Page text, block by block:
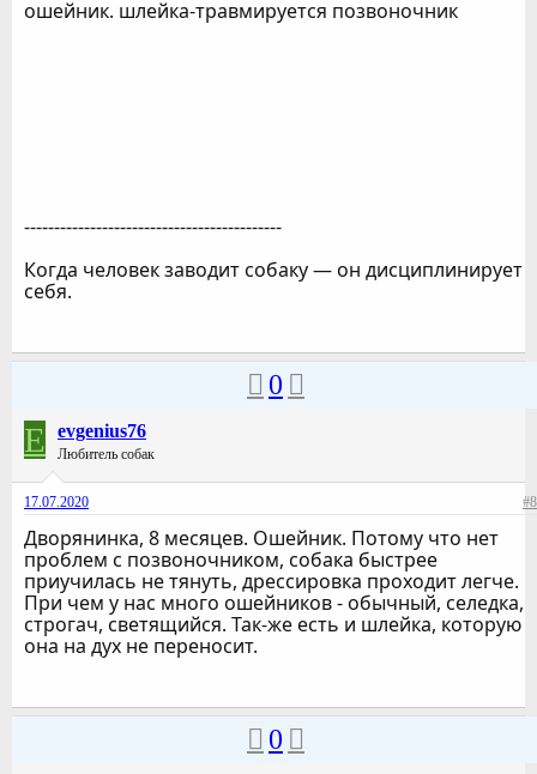
ошейник. шлейка-травмируется позвоночник
-------------------------------------------
Когда человек заводит собаку — он дисциплинирует
себя.
0
E evgenius76
Любитель собак
17.07.2020 #8
Дворянинка, 8 месяцев. Ошейник. Потому что нет
проблем с позвоночником, собака быстрее
приучилась не тянуть, дрессировка проходит легче.
При чем у нас много ошейников - обычный, селедка,
строгач, светящийся. Так-же есть и шлейка, которую
она на дух не переносит.
0